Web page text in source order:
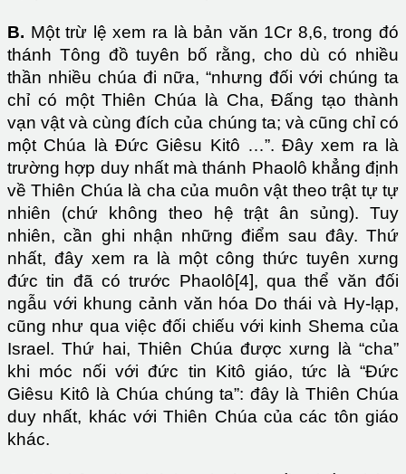
B. Một trừ lệ xem ra là bản văn 1Cr 8,6, trong đó
thánh Tông đồ tuyên bố rằng, cho dù có nhiều
thần nhiều chúa đi nữa, “nhưng đối với chúng ta
chỉ có một Thiên Chúa là Cha, Đấng tạo thành
vạn vật và cùng đích của chúng ta; và cũng chỉ có
một Chúa là Đức Giêsu Kitô …”. Đây xem ra là
trường hợp duy nhất mà thánh Phaolô khẳng định
về Thiên Chúa là cha của muôn vật theo trật tự tự
nhiên (chứ không theo hệ trật ân sủng). Tuy
nhiên, cần ghi nhận những điểm sau đây. Thứ
nhất, đây xem ra là một công thức tuyên xưng
đức tin đã có trước Phaolô[4], qua thể văn đối
ngẫu với khung cảnh văn hóa Do thái và Hy-lạp,
cũng như qua việc đối chiếu với kinh Shema của
Israel. Thứ hai, Thiên Chúa được xưng là “cha”
khi móc nối với đức tin Kitô giáo, tức là “Đức
Giêsu Kitô là Chúa chúng ta”: đây là Thiên Chúa
duy nhất, khác với Thiên Chúa của các tôn giáo
khác.